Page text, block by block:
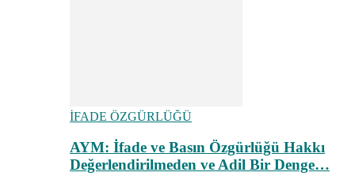
İFADE ÖZGÜRLÜĞÜ
AYM: İfade ve Basın Özgürlüğü Hakkı
Değerlendirilmeden ve Adil Bir Denge…